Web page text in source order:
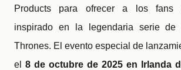
Products para ofrecer a los fans
inspirado en la legendaria serie de
Thrones. El evento especial de
el 8 de octubre de 2025 en Irlanda